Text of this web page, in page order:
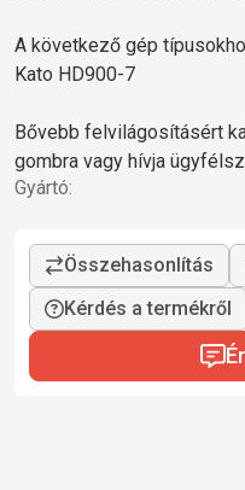
A következő gép
Kato HD900-7
Bővebb felvilágosításért
gombra vagy hívja
Gyártó:
Kérdés a termékről